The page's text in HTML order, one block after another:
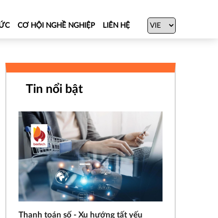
CƠ HỘI NGHỀ NGHIỆP LIÊN HỆ
Tin nổi bật
Thanh toán số - Xu hướng tất yếu